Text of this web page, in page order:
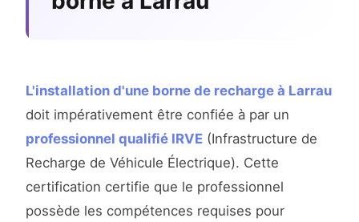
L'installation d'une borne de recharge à Larrau
doit impérativement être confiée à par un
professionnel qualifié IRVE (Infrastructure de
Recharge de Véhicule Électrique). Cette
certification certifie que le professionnel
possède les compétences requises pour